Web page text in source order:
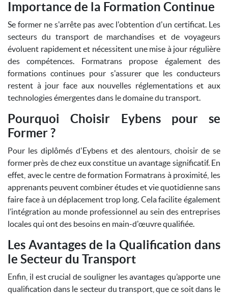
Importance de la Formation Continue
Se former ne s'arrête pas avec l'obtention d'un certificat. Les
secteurs du transport de marchandises et de voyageurs
évoluent rapidement et nécessitent une mise à jour régulière
des compétences. Formatrans propose également des
formations continues pour s'assurer que les conducteurs
restent à jour face aux nouvelles réglementations et aux
technologies émergentes dans le domaine du transport.
Pourquoi Choisir Eybens pour se
Former ?
Pour les diplômés d'Eybens et des alentours, choisir de se
former près de chez eux constitue un avantage significatif. En
effet, avec le centre de formation Formatrans à proximité, les
apprenants peuvent combiner études et vie quotidienne sans
faire face à un déplacement trop long. Cela facilite également
l’intégration au monde professionnel au sein des entreprises
locales qui ont des besoins en main-d'œuvre qualifiée.
Les Avantages de la Qualification dans
le Secteur du Transport
Enfin, il est crucial de souligner les avantages qu’apporte une
qualification dans le secteur du transport, que ce soit dans le